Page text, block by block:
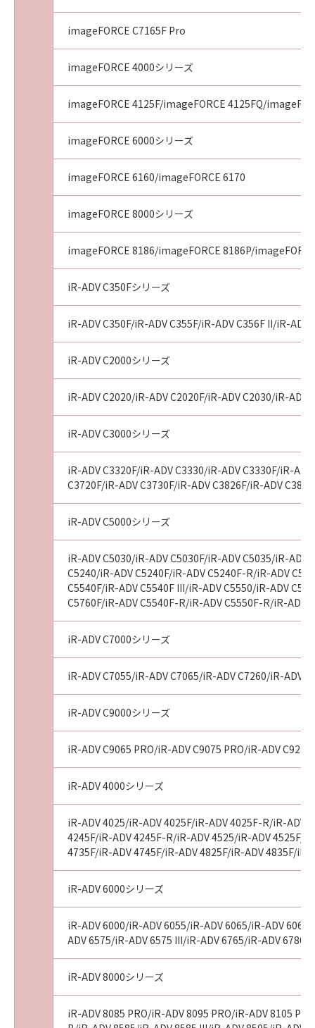
imageFORCE C7165F Pro
imageFORCE 4000シリーズ
imageFORCE 4125F/imageFORCE 4125FQ/
imageFORCE 6000シリーズ
imageFORCE 6160/imageFORCE 6170
imageFORCE 8000シリーズ
imageFORCE 8186/imageFORCE 8186P/
iR-ADV C350Fシリーズ
iR-ADV C350F/iR-ADV C355F/iR-ADV C356F II/iR-
iR-ADV C2000シリーズ
iR-ADV C2020/iR-ADV C2020F/iR-ADV C2030/iR-
iR-ADV C3000シリーズ
iR-ADV C3320F/iR-ADV C3330/iR-ADV C3330F/iR-
C3720F/iR-ADV C3730F/iR-ADV C3826F/iR-ADV
iR-ADV C5000シリーズ
iR-ADV C5030/iR-ADV C5030F/iR-ADV C5035/iR-
C5240/iR-ADV C5240F/iR-ADV C5240F-R/iR-ADV
C5540F/iR-ADV C5540F III/iR-ADV C5550/iR-ADV
C5760F/iR-ADV C5540F-R/iR-ADV C5550F-R/iR-ADV
iR-ADV C7000シリーズ
iR-ADV C7055/iR-ADV C7065/iR-ADV C7260/iR-ADV
iR-ADV C9000シリーズ
iR-ADV C9065 PRO/iR-ADV C9075 PRO/iR-ADV
iR-ADV 4000シリーズ
iR-ADV 4025/iR-ADV 4025F/iR-ADV 4025F-R/iR-ADV
4245F/iR-ADV 4245F-R/iR-ADV 4525/iR-ADV 4525F/
4735F/iR-ADV 4745F/iR-ADV 4825F/iR-ADV 4835F/
iR-ADV 6000シリーズ
iR-ADV 6000/iR-ADV 6055/iR-ADV 6065/iR-ADV
ADV 6575/iR-ADV 6575 III/iR-ADV 6765/iR-ADV 6780/
iR-ADV 8000シリーズ
iR-ADV 8085 PRO/iR-ADV 8095 PRO/iR-ADV 8105